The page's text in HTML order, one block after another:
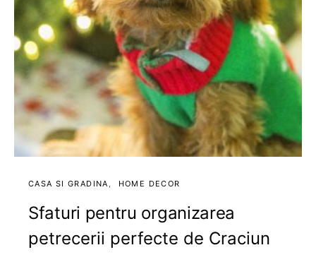
CASA SI GRADINA HOME DECOR
Sfaturi pentru organizarea
petrecerii perfecte de Craciun